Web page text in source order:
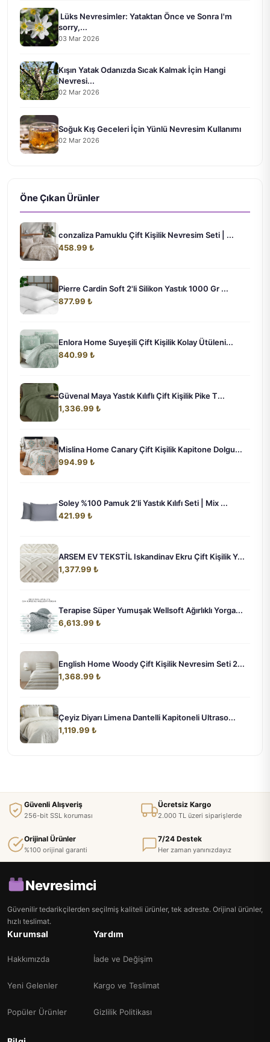
Lüks Nevresimler: Yataktan Önce ve Sonra I'm
sorry,...
03 Mar 2026
Kışın Yatak Odanızda Sıcak Kalmak İçin Hangi
Nevresi...
02 Mar 2026
Soğuk Kış Geceleri İçin Yünlü Nevresim Kullanımı
02 Mar 2026
Öne Çıkan Ürünler
conzaliza Pamuklu Çift Kişilik Nevresim Seti | ...
458.99 ₺
Pierre Cardin Soft 2'li Silikon Yastık 1000 Gr ...
877.99 ₺
Enlora Home Suyeşili Çift Kişilik Kolay Ütüleni...
840.99 ₺
Güvenal Maya Yastık Kılıflı Çift Kişilik Pike T...
1,336.99 ₺
Mislina Home Canary Çift Kişilik Kapitone Dolgu...
994.99 ₺
Soley %100 Pamuk 2’li Yastık Kılıfı Seti | Mix ...
421.99 ₺
ARSEM EV TEKSTİL Iskandinav Ekru Çift Kişilik Y...
1,377.99 ₺
Terapise Süper Yumuşak Wellsoft Ağırlıklı Yorga...
6,613.99 ₺
English Home Woody Çift Kişilik Nevresim Seti 2...
1,368.99 ₺
Çeyiz Diyarı Limena Dantelli Kapitoneli Ultraso...
1,119.99 ₺
Güvenli Alışveriş
256-bit SSL koruması
Ücretsiz Kargo
2.000 TL üzeri siparişlerde
Orijinal Ürünler
%100 orijinal garanti
7/24 Destek
Her zaman yanınızdayız
Nevresimci
Güvenilir tedarikçilerden seçilmiş kaliteli ürünler, tek adreste. Orijinal ürünler,
hızlı teslimat.
Kurumsal
Hakkımızda
Yeni Gelenler
Popüler Ürünler
Yardım
İade ve Değişim
Kargo ve Teslimat
Gizlilik Politikası